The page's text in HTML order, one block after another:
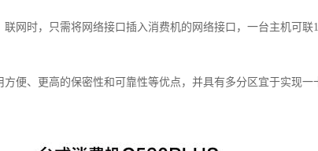
网时，只需将网络接口插入消费机的网络接口，一台主机可联
便、更高的保密性和可靠性等优点，并具有多分区宜于实现一